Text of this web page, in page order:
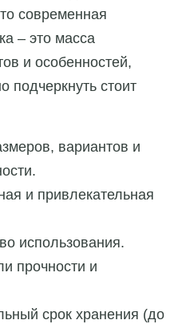
современная
– это масса
и особенностей,
подчеркнуть стоит
вариантов и
и привлекательная
использования.
прочности и
срок хранения (до